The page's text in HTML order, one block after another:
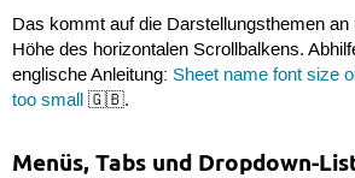
Das kommt auf die Darstellungsthemen an
Höhe des horizontalen Scrollbalkens.
englische Anleitung: Sheet name font size
too small🇬🇧.
Menüs, Tabs und Dropdown-